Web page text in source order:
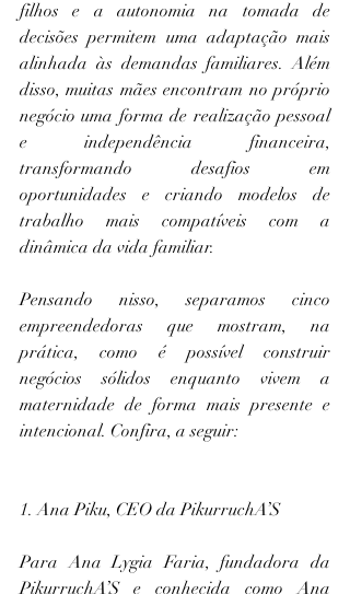
filhos e a autonomia na tomada de
decisões permitem uma adaptação mais
alinhada às demandas familiares. Além
disso, muitas mães encontram no próprio
negócio uma forma de realização pessoal
e independência financeira,
transformando desafios em
oportunidades e criando modelos de
trabalho mais compatíveis com a
dinâmica da vida familiar.
Pensando nisso, separamos cinco
empreendedoras que mostram, na
prática, como é possível construir
negócios sólidos enquanto vivem a
maternidade de forma mais presente e
intencional. Confira, a seguir:
1. Ana Piku, CEO da PikurruchA’S
Para Ana Lygia Faria, fundadora da
PikurruchA’S e conhecida como Ana